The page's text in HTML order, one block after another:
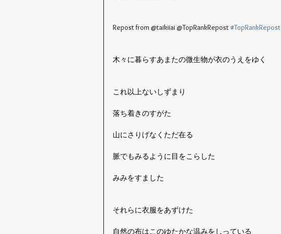
Repost from @taikiiai @TopRankRepost #TopRankRepost
木々に暮らすあまたの微生物が衣のうえをゆく
これ以上ないしずまり
落ち着きのすがた
山にさりげなくただ在る
脈でもみるように目をこらした
みみをすました
それらに衣服をあずけた
自然の布はこのゆたかな温みをしっている